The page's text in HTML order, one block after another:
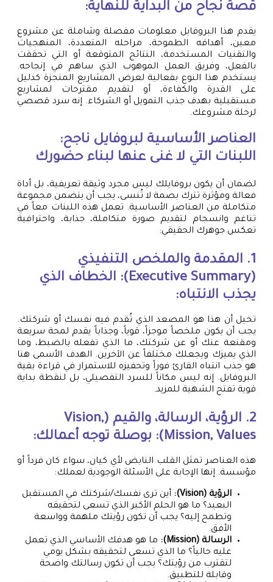
قصة نجاح من البداية للنهاية:
يقدم هذا البروفايل معلومات مفصلة وشاملة عن مشروع
معين، أهدافه الطموحة، مراحله المتعددة، المنهجيات
والتقنيات المستخدمة، النتائج المتوقعة أو التي تحققت
بالفعل، وفريق العمل الموهوب الذي ساهم في إنجاحه.
يستخدم هذا النوع بفعالية لعرض المشاريع المنجزة كدليل
على القدرة والكفاءة، أو لتقديم مقترحات لمشاريع
مستقبلية بهدف جذب التمويل أو الشركاء. إنه سرد قصصي
لرحلة مشروعك.
العناصر الأساسية لبروفايل ناجح:
اللبنات التي لا غنى عنها لبناء حضورك
لضمان أن يكون بروفايلك ليس مجرد وثيقة تعريفية، بل أداة
فعالة ومؤثرة تترك بصمة لا تُنسى، يجب أن يتضمن مجموعة
متكاملة من العناصر الأساسية. تعمل هذه اللبنات معاً في
تناغم وانسجام لتقديم صورة متكاملة، جذابة، واحترافية
تعكس جوهرك الحقيقي:
1. المقدمة والملخص التنفيذي
(Executive Summary): الخطاف الذي
يجذب الانتباه:
تخيل أن هذا هو المصعد الذي تُقدم فيه نفسك أو شركتك.
يجب أن يكون ملخصاً موجزاً، قوياً، وجذاباً يقدم لمحة سريعة
ومقنعة عنك أو عن شركتك، ما الذي تفعله بالضبط، وما
الذي يميزك ويجعلك مختلفاً عن الآخرين. الهدف الأسمى هنا
هو جذب انتباه القارئ فوراً وتحفيزه للاستمرار في قراءة بقية
البروفايل. إنه ليس مكاناً للسرد التفصيلي، بل لنقطة بداية
قوية تفتح الشهية للمزيد.
2. الرؤية، الرسالة، والقيم (Vision,
Mission, Values): بوصلة توجه أعمالك:
هذه العناصر تمثل القلب النابض لأي كيان، سواء كان فرداً أو
مؤسسة. إنها الإجابة على الأسئلة الوجودية لعملك:
الرؤية (Vision):
أين ترى نفسك/شركتك في المستقبل
البعيد؟ ما هو الحلم الأكبر الذي تسعى لتحقيقه
وتطمح إليه؟ يجب أن تكون رؤيتك ملهمة وواسعة
الأفق.
الرسالة (Mission):
ما هو هدفك الأساسي الذي تعمل
عليه حالياً؟ ما الذي تسعى لتحقيقه بشكل يومي
لتقترب من رؤيتك؟ يجب أن تكون رسالتك واضحة
وقابلة للتطبيق.